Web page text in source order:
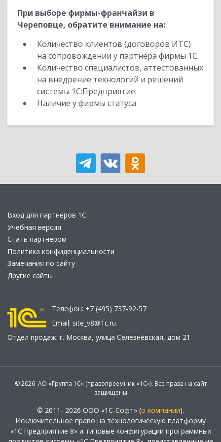
При выборе фирмы-франчайзи в
Череповце, обратите внимание на:
Количество клиентов (договоров ИТС)
на сопровождении у партнера фирмы 1С.
Количество специалистов, аттестованных
на внедрение технологий и решений
системы 1С:Предприятие.
Наличие у фирмы статуса
Вход для партнеров 1С
Учебная версия
Стать партнером
Политика конфиденциальности
Замечания по сайту
Другие сайты
Телефон: +7 (495) 737-92-57
Email: site_v8@1c.ru
Отдел продаж: г. Москва, улица Селезнёвская, дом 21
© 2026 АО «Группа 1С» (правопреемник «1С»). Все права на сайт
защищены
© 2011- 2026 ООО «1С-Софт» (о компании).
Исключительное право на технологическую платформу
«1С:Предприятие 8» и типовые конфигурации программных